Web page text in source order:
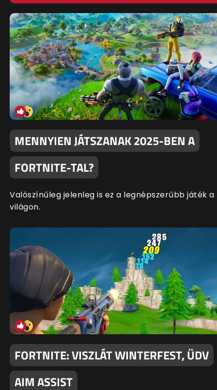
MENNYIEN JÁTSZANAK 2025-BEN A
FORTNITE-TAL?
Valószínűleg jelenleg is ez a legnépszerűbb játék a
világon.
FORTNITE: VISZLÁT WINTERFEST, ÜDV
AIM ASSIST